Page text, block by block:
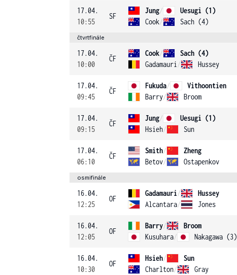
17.04.
10:55
SF
Jung/
Uesugi (1)
Cook/ Sach (4)
čtvrtfinále
17.04.
10:00
ČF
Cook/
Sach (4)
Gadamauri / Hussey
17.04.
09:45
ČF
Fukuda/
Vithoontien
Barry/ Broom
17.04.
09:15
ČF
Jung/
Uesugi (1)
Hsieh/ Sun
17.04.
06:10
ČF
Smith/
Zheng
Betov/ Ostapenkov
osmifinále
16.04.
12:25
OF
Gadamauri/
Hussey
Alcantara/ Jones
16.04.
12:05
OF
Barry/
Broom
Kusuhara/ Nakagawa (3)
16.04.
10:30
OF
Hsieh/
Sun
Charlton/ Gray